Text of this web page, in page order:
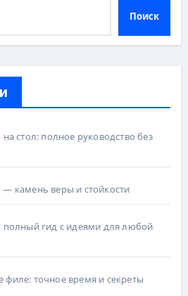
Поиск
на стол: полное руководство без
— камень веры и стойкости
полный гид с идеями для любой
филе: точное время и секреты